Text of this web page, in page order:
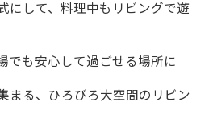
にして、料理中もリビングで遊
でも安心して過ごせる場所に
まる、ひろびろ大空間のリビン